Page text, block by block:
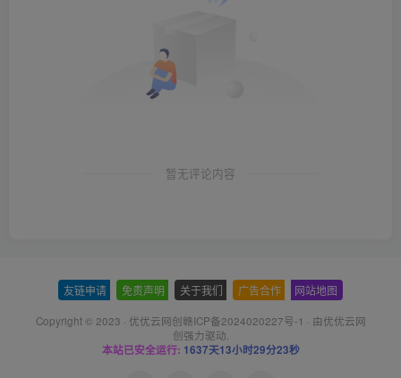
暂无评论内容
友链申请 免责声明 关于我们 广告合作 网站地图
Copyright © 2023 · 优优云网创赣ICP备2024020227号-1 · 由优优云网
创强力驱动.
本站已安全运行: 1637天13小时29分24秒